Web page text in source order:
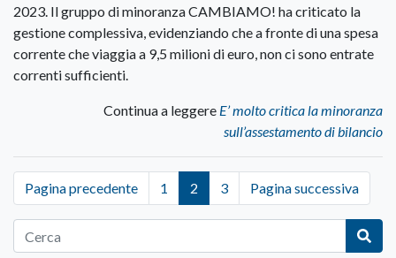
2023. Il gruppo di minoranza CAMBIAMO! ha criticato la
gestione complessiva, evidenziando che a fronte di una spesa
corrente che viaggia a 9,5 milioni di euro, non ci sono entrate
correnti sufficienti.
Continua a leggere E’ molto critica la minoranza
sull’assestamento di bilancio
Pagina precedente 1 2 3 Pagina successiva